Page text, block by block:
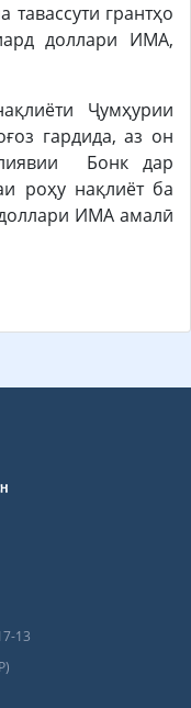
грантҳо
доллари ИМА,
Ҷумҳурии
гардида, аз он
Бонк дар
роҳу нақлиёт ба
ИМА амалӣ
13